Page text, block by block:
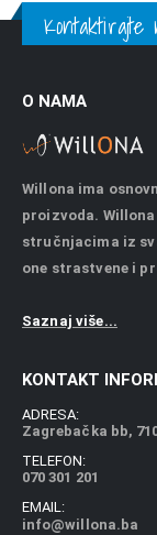
Kontaktirajte
O NAMA
Willona ima
proizvoda.
stručnjacima iz
one strastvene i
Saznaj više...
KONTAKT
ADRESA:
Zagrebačka bb,
TELEFON:
070 301 201
EMAIL:
info@willona.ba